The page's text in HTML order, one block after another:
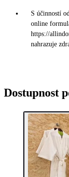
S účinností
online
https://
nahrazuje
Dostupnost